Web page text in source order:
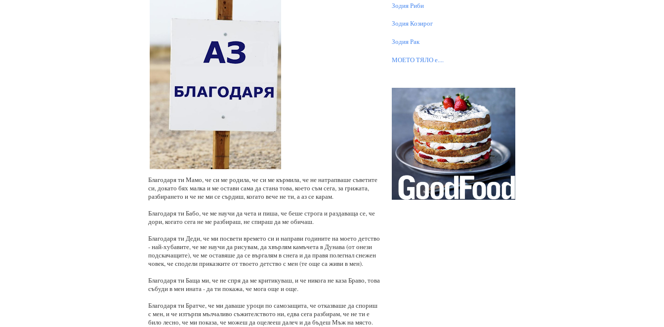
Благодаря ти Мамо, че си ме родила, че си ме кърмила, че не натрапваше съветите
си, докато бях малка и ме остави сама да стана това, което съм сега, за грижата,
разбирането и че не ми се сърдиш, когато вече не ти, а аз се карам.
Благодаря ти Бабо, че ме научи да чета и пиша, че беше строга и раздаваща се, че
дори, когато сега не ме разбираш, не спираш да ме обичаш.
Благодаря ти Деди, че ми посвети времето си и направи годините на моето детство
- най-хубавите, че ме научи да рисувам, да хвърлям камъчета в Дунава (от онези
подскачащите), че ме оставяше да се въргалям в снега и да правя полегнал снежен
човек, че сподели приказките от твоето детство с мен (те още са живи в мен).
Благодаря ти Баща ми, че не спря да ме критикуваш, и че никога не каза Браво, това
събуди в мен ината - да ти покажа, че мога още и още.
Благодаря ти Братче, че ми даваше уроци по самозащита, че отказваше да спориш
с мен, и че изтърпя мълчаливо съжителството ни, едва сега разбирам, че не ти е
било лесно, че ми показа, че можеш да оцелееш далеч и да бъдеш Мъж на място.
Зодия Риби
Зодия Козирог
Зодия Рак
МОЕТО TЯЛО е....